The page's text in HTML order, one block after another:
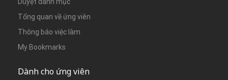
Tổng quan về ứng viên
Thông báo việc làm
My Bookmarks
Dành cho ứng viên